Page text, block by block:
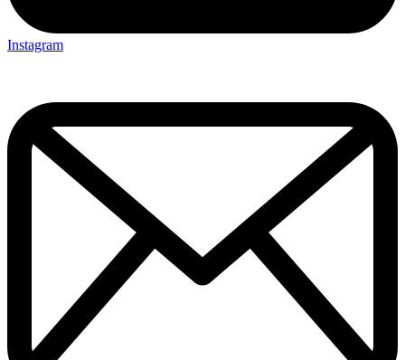
Instagram